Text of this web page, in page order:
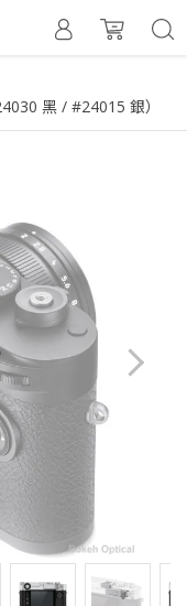
黑 / #24015 銀）